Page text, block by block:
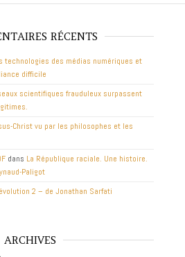
RÉCENTS
technologies des médias numériques et
difficile
scientifiques frauduleux surpassent
Christ vu par les philosophes et les
dans La République raciale. Une histoire.
Paligot
2 – de Jonathan Sarfati
ARCHIVES